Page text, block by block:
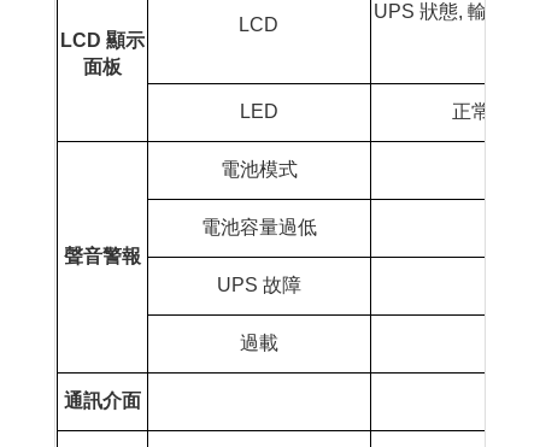
LCD 顯示
面板
LCD
UPS 狀態, 輸入及
LED 正常
聲音警報
電池模式
電池容量過低
UPS 故障
過載
通訊介面